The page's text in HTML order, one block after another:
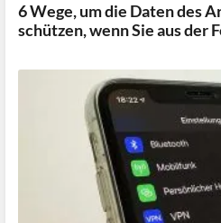
6 Wege, um die Daten des
schützen, wenn Sie aus der